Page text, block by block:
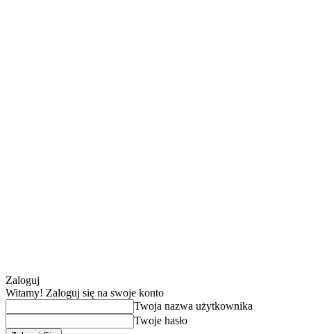
Zaloguj
Witamy! Zaloguj się na swoje konto
Twoja nazwa użytkownika
Twoje hasło